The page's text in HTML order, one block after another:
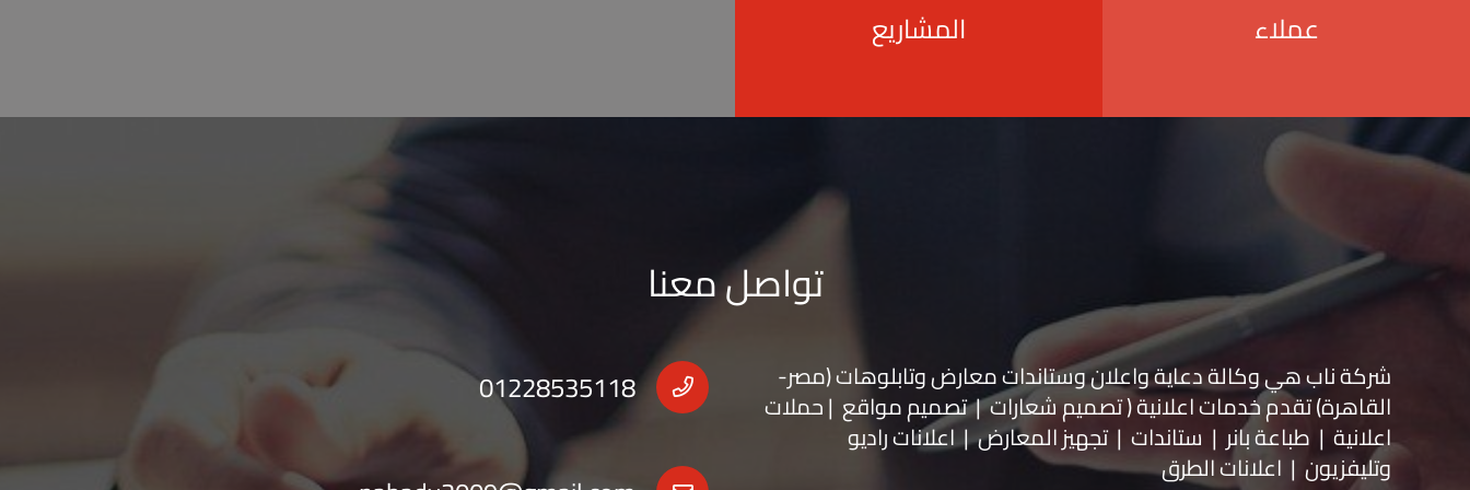
عملاء المشاريع
تواصل معنا
شركة ناب هي وكالة دعاية واعلان وستاندات معارضوتابلوهات(مصر-
القاهرة) تقدم خدمات اعلانية ( تصميم شعارات | تصميم مواقع | حملات
اعلانية | طباعة بانر | ستاندات | تجهيز المعارض | اعلانات راديو
وتليفزيون | اعلانات الطرق
01228535118